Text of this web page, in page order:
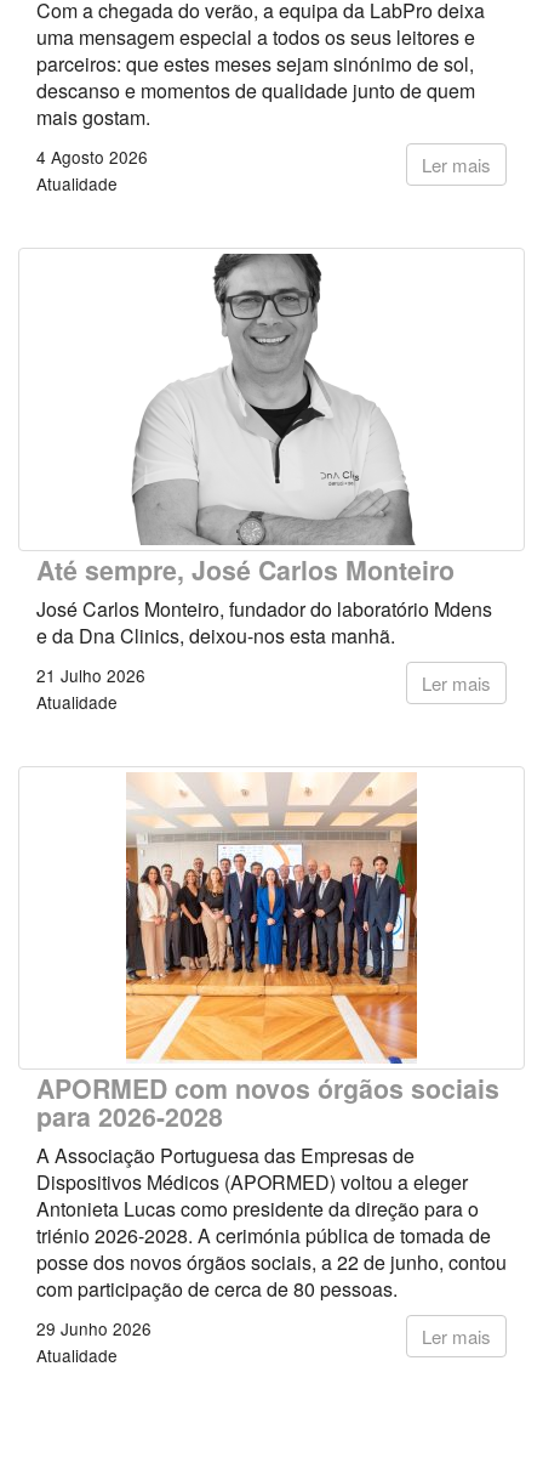
Com a chegada do verão, a equipa da LabPro deixa
uma mensagem especial a todos os seus leitores e
parceiros: que estes meses sejam sinónimo de sol,
descanso e momentos de qualidade junto de quem
mais gostam.
Ler mais
4 Agosto 2026
Atualidade
Até sempre, José Carlos Monteiro
José Carlos Monteiro, fundador do laboratório Mdens
e da Dna Clinics, deixou-nos esta manhã.
Ler mais
21 Julho 2026
Atualidade
APORMED com novos órgãos sociais
para 2026-2028
A Associação Portuguesa das Empresas de
Dispositivos Médicos (APORMED) voltou a eleger
Antonieta Lucas como presidente da direção para o
triénio 2026-2028. A cerimónia pública de tomada de
posse dos novos órgãos sociais, a 22 de junho, contou
com participação de cerca de 80 pessoas.
Ler mais
29 Junho 2026
Atualidade